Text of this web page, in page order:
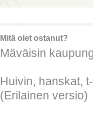
Mitä olet ostanut?
Mäväisin
Huivin, hanskat,
(Erilainen versio)